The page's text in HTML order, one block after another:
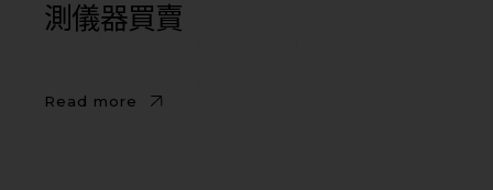
測儀器買賣
Read more